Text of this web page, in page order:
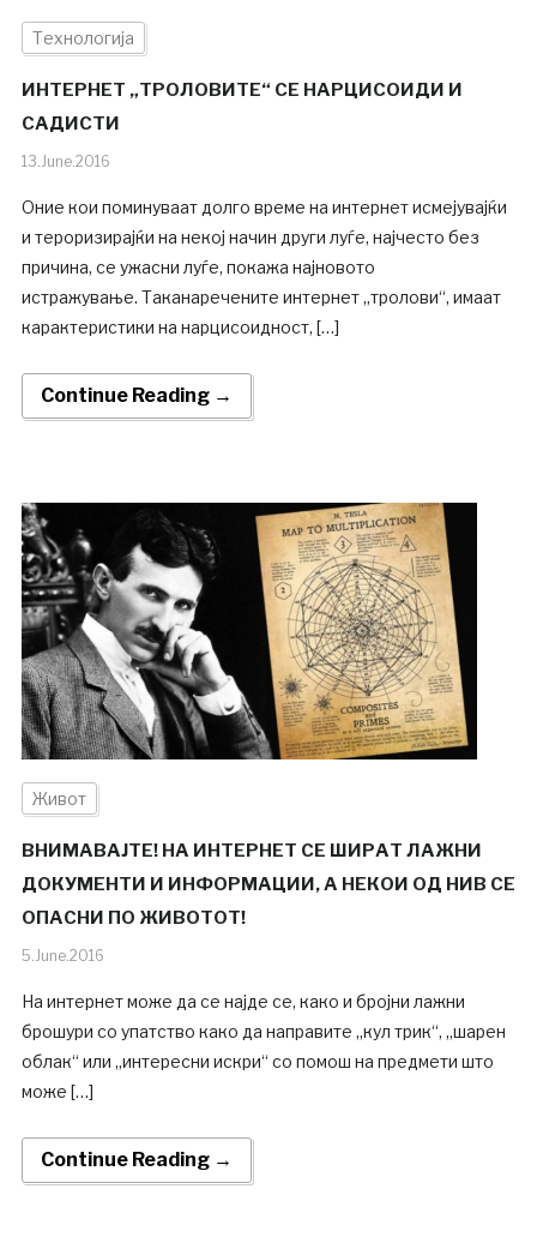
Технологија
ИНТЕРНЕТ „ТРОЛОВИТЕ“ СЕ НАРЦИСОИДИ И
САДИСТИ
13.June.2016
Оние кои поминуваат долго време на интернет исмејувајќи
и тероризирајќи на некој начин други луѓе, најчесто без
причина, се ужасни луѓе, покажа најновото
истражување. Таканаречените интернет „тролови“, имаат
карактеристики на нарцисоидност, […]
Continue Reading →
Живот
ВНИМАВАЈТЕ! НА ИНТЕРНЕТ СЕ ШИРАТ ЛАЖНИ
ДОКУМЕНТИ И ИНФОРМАЦИИ, А НЕКОИ ОД НИВ СЕ
ОПАСНИ ПО ЖИВОТОТ!
5.June.2016
На интернет може да се најде се, како и бројни лажни
брошури со упатство како да направите „кул трик“, „шарен
облак“ или „интересни искри“ со помош на предмети што
може […]
Continue Reading →